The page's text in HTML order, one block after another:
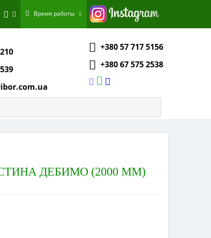
Время работы
+380 57 717 5156
+380 67 575 2538
ДЕБИМО (2000 ММ)